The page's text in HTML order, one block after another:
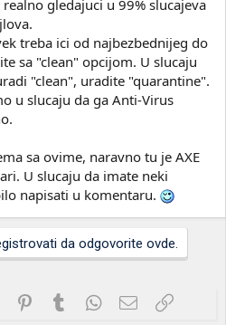
gledajuci u 99% slucajeva
treba ici od najbezbednijeg do
sa "clean" opcijom. U slucaju
"clean", uradite "quarantine".
u slucaju da ga Anti-Virus
sa ovime, naravno tu je AXE
U slucaju da imate neki
napisati u komentaru.
da odgovorite ovde.
Reddit PinterestTumblrWhatsApp
Imejl Link